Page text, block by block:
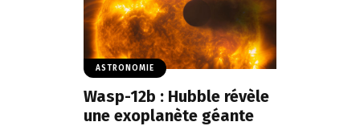
ASTRONOMIE
Wasp-12b : Hubble révèle
une exoplanète géante